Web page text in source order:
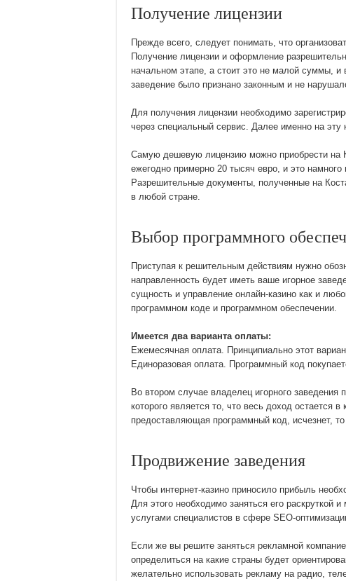
Получение лицензии
Прежде всего, следует понимать, что
Получение лицензии и оформление
начальном этапе, а стоит это не малой суммы,
заведение было признано законным и не
Для получения лицензии необходимо
через специальный сервис. Далее именно на
Самую дешевую лицензию можно приобрести на
ежегодно примерно 20 тысяч евро, и это
Разрешительные документы, полученные на
в любой стране.
Выбор программного
Приступая к решительным действиям нужно
направленность будет иметь ваше игорное
сущность и управление онлайн-казино как и
программном коде и программном обеспечении.
Имеется два варианта оплаты:
Ежемесячная оплата. Принципиально этот
Единоразовая оплата. Программный код
Во втором случае владелец игорного
которого является то, что весь доход остается
предоставляющая программный код, исчезнет,
Продвижение заведения
Чтобы интернет-казино приносило прибыль
Для этого необходимо заняться его раскруткой
услугами специалистов в сфере SEO-
Если же вы решите заняться рекламной
определиться на какие страны будет
желательно использовать рекламу на радио,